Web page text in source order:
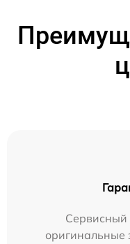
Сервисный
оригинальные